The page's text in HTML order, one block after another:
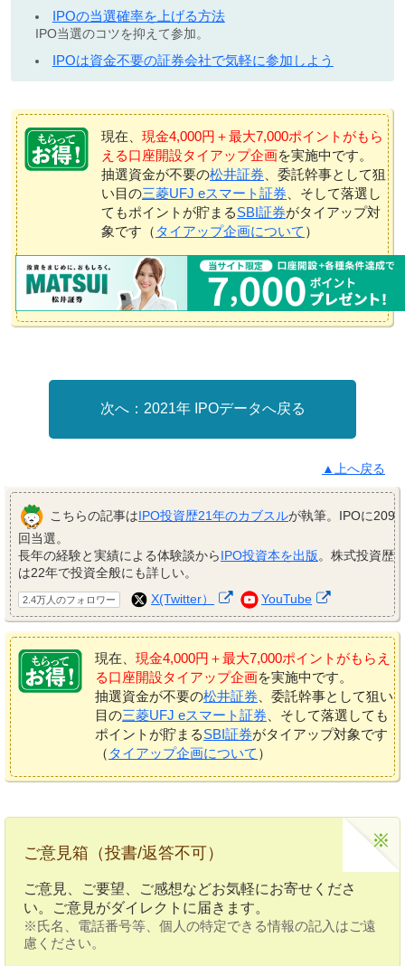
IPOの当選確率を上げる方法
IPO当選のコツを抑えて参加。
IPOは資金不要の証券会社で気軽に参加しよう
現在、 現金4,000円＋最大7,000ポイントがもら
える口座開設タイアップ企画を実施中です。
抽選資金が不要の松井証券 、委託幹事として狙
い目の三菱UFJ eスマート証券 、そして落選し
てもポイントが貯まるSBI証券がタイアップ対
象です（ タイアップ企画について ）
2021年 IPOデータへ戻る
▲上へ戻る
こちらの記事はIPO投資歴21年のカブスルが執筆。IPOに209
回当選。
長年の経験と実績による体験談からIPO投資本を出版。株式投資歴
は22年で投資全般にも詳しい。
2.4万人のフォロワー X(Twitter） YouTube
現在、 現金4,000円＋最大7,000ポイントがもらえ
る口座開設タイアップ企画を実施中です。
抽選資金が不要の松井証券、委託幹事として狙い
目の三菱UFJ eスマート証券、そして落選しても
ポイントが貯まるSBI証券がタイアップ対象です
（ タイアップ企画について ）
ご意見箱（投書/返答不可）
ご意見、ご要望、ご感想などお気軽にお寄せくださ
い。ご意見がダイレクトに届きます。
※氏名、電話番号等、個人の特定できる情報の記入はご遠
慮ください。